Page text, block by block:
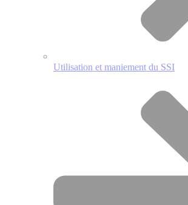
Utilisation et maniement du SSI